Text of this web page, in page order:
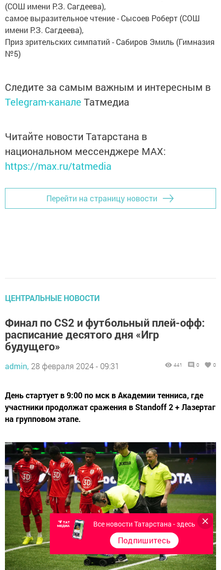
(СОШ имени Р.З. Сагдеева),
самое выразительное чтение - Сысоев Роберт (СОШ
имени Р.З. Сагдеева),
Приз зрительских симпатий - Сабиров Эмиль (Гимназия
№5)
Следите за самым важным и интересным в
Telegram-канале Татмедиа
Читайте новости Татарстана в
национальном мессенджере MАХ:
https://max.ru/tatmedia
Перейти на страницу новости
ЦЕНТРАЛЬНЫЕ НОВОСТИ
Финал по CS2 и футбольный плей-офф:
расписание десятого дня «Игр
будущего»
admin, 28 февраля 2024 - 09:31 441 0 0
День стартует в 9:00 по мск в Академии тенниса, где
участники продолжат сражения в Standoff 2 + Лазертаг
на групповом этапе.
Все новости Татарстана - здесь
Подпишитесь